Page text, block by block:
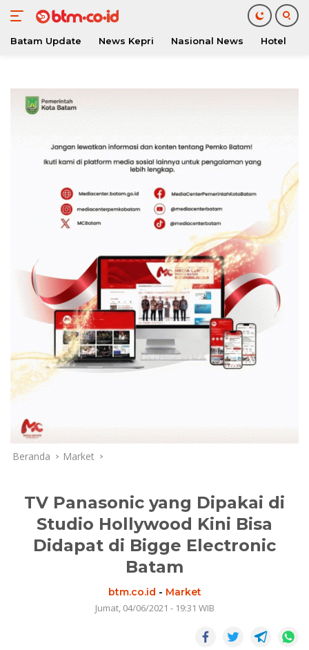
konten
Batam Update News Kepri Nasional News Hotel
Beranda Market
TV Panasonic yang Dipakai di
Studio Hollywood Kini Bisa
Didapat di Bigge Electronic
Batam
btm.co.id - Market
Jumat, 04/06/2021 - 19:31 WIB